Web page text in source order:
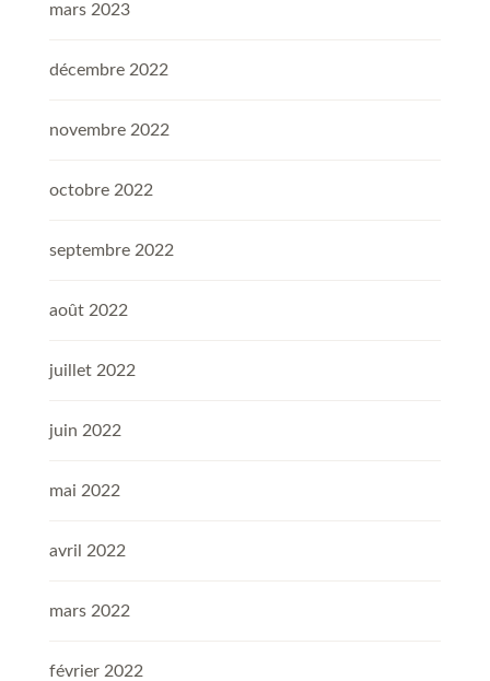
mars 2023
décembre 2022
novembre 2022
octobre 2022
septembre 2022
août 2022
juillet 2022
juin 2022
mai 2022
avril 2022
mars 2022
février 2022